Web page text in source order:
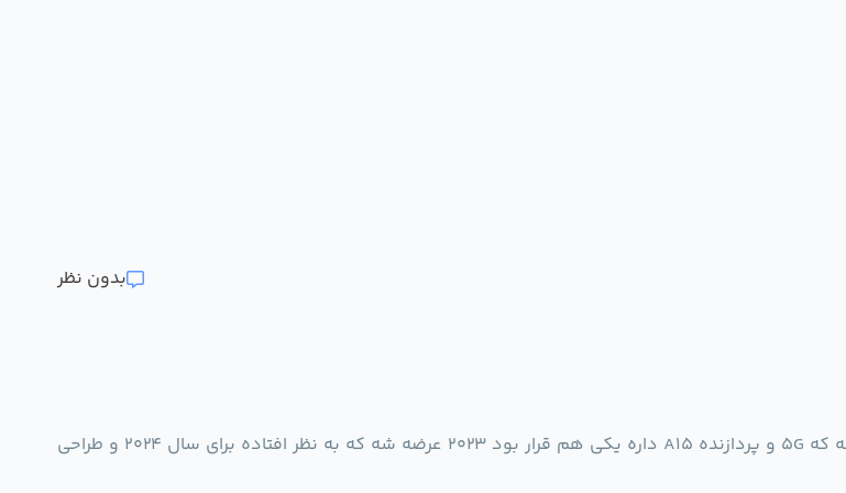
بدون نظر
اس ای با طراحی احتمالی شبیه آیفون اس ای 2020 امسال عرضه میشه که 5G و پردازنده A15 داره یکی هم قرار بود 2023 عرضه شه که به نظر افتاده برای سال 2024 و طراحی